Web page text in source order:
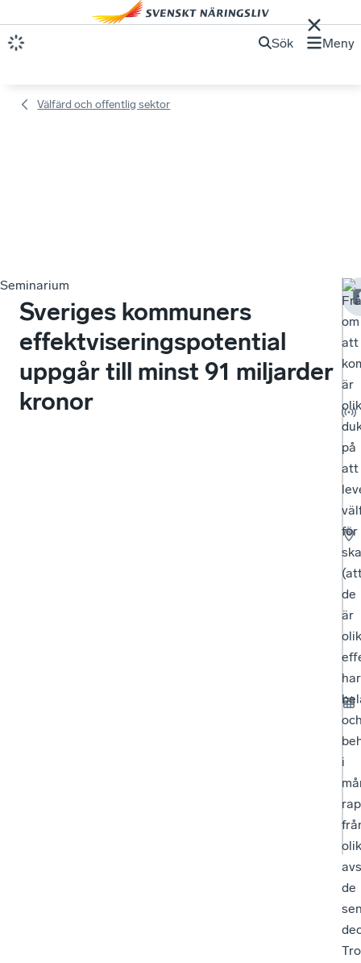
Sök Meny
Välfärd och offentlig sektor
Seminarium
Sveriges kommuners
effektviseringspotential
uppgår till minst 91 miljarder
kronor
om
att
är
på
att
för
de
är
har
i
de